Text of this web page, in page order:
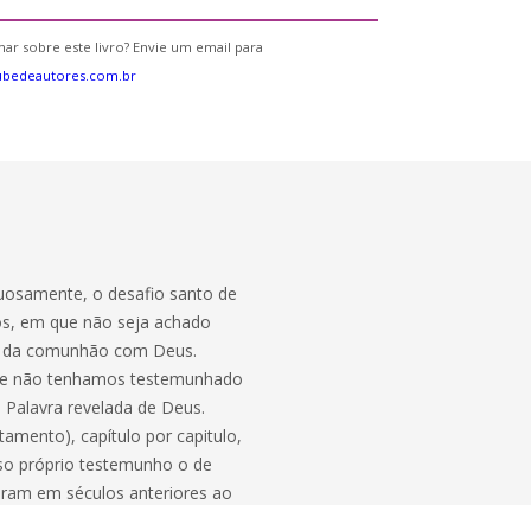
sobre este livro? Envie um email para
o desafio santo de
em que não seja achado
comunhão com Deus.
não tenhamos testemunhado
revelada de Deus.
capítulo por capitulo,
próprio testemunho o de
em séculos anteriores ao